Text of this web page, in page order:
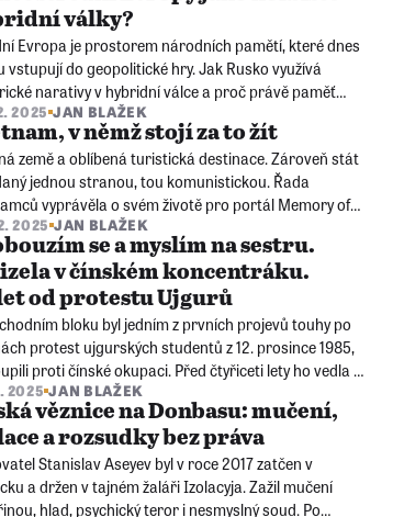
války?
Evropa je prostorem národních pamětí, které dnes
vstupují do geopolitické hry. Jak Rusko využívá
narativy v hybridní válce a proč právě paměť
regionu představuje zranitelné místo současné
2025 JAN BLAŽEK
v němž stojí za to žít
země a oblíbená turistická destinace. Zároveň stát
jednou stranou, tou komunistickou. Řada
vyprávěla o svém životě pro portál Memory of
pusťte si krátký sestřih z jejich vzpomínek.
2025 JAN BLAŽEK
se a myslím na sestru.
v čínském koncentráku.
od protestu Ujgurů
bloku byl jedním z prvních projevů touhy po
protest ujgurských studentů z 12. prosince 1985,
proti čínské okupaci. Před čtyřiceti lety ho vedla i
Abbas. Dnes burcuje svět proti genocidě, kterou na
Číňané páchají.
2025 JAN BLAŽEK
věznice na Donbasu: mučení,
a rozsudky bez práva
Stanislav Aseyev byl v roce 2017 zatčen v
a držen v tajném žaláři Izolacyja. Zažil mučení
hlad, psychický teror i nesmyslný soud. Po